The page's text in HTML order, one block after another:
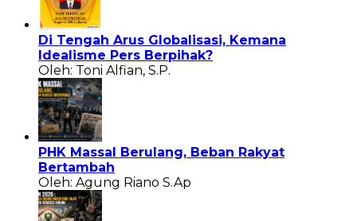
Di Tengah Arus Globalisasi, Kemana
Idealisme Pers Berpihak?
Oleh: Toni Alfian, S.P.
PHK Massal Berulang, Beban Rakyat
Bertambah
Oleh: Agung Riano S.Ap